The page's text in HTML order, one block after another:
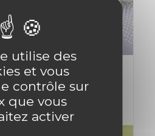
bon rempotage de ses
et conseils
utilise des
et vous
contrôle sur
que vous
activer